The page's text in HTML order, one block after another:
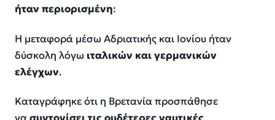
ήταν περιορισμένη:
Η μεταφορά μέσω Αδριατικής και Ιονίου ήταν
δύσκολη λόγω ιταλικών και γερμανικών
ελέγχων.
Καταγράφηκε ότι η Βρετανία προσπάθησε